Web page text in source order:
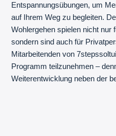
Entspannungsübungen, um
auf Ihrem Weg zu begleiten.
Wohlergehen spielen nicht nur
sondern sind auch für
Mitarbeitenden von
Programm teilzunehmen –
Weiterentwicklung neben der